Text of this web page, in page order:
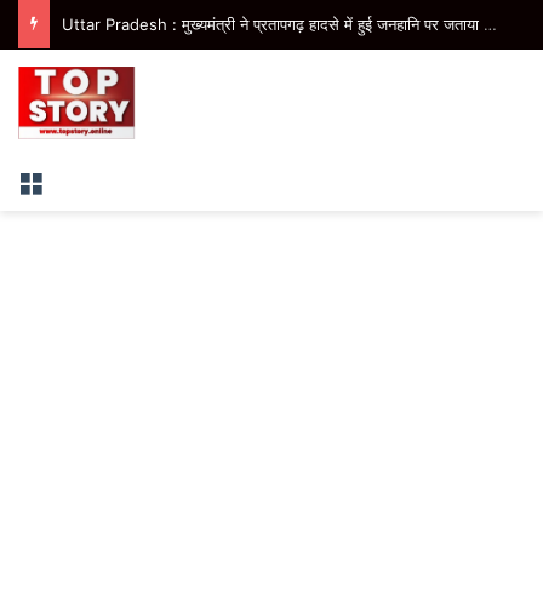
Uttar Pradesh : मुख्यमंत्री ने प्रतापगढ़ हादसे में हुई जनहानि पर जताया शोक
Menu